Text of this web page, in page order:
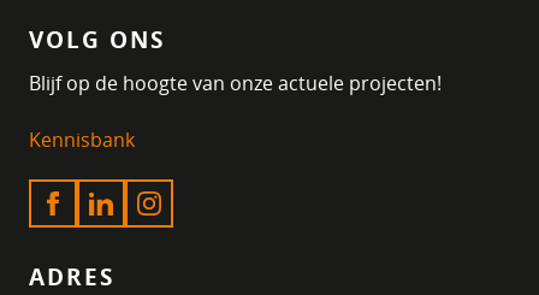
VOLG ONS
Blijf op de hoogte van onze actuele projecten!
Kennisbank
ADRES